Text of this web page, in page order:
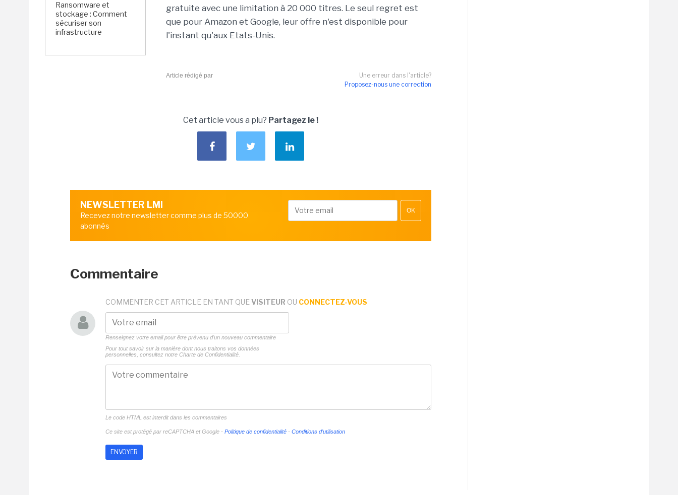
Ransomware et
stockage : Comment
sécuriser son
infrastructure
gratuite avec une limitation à 20 000 titres. Le seul regret est
que pour Amazon et Google, leur offre n'est disponible pour
l'instant qu'aux Etats-Unis.
Une erreur dans l'article?
Proposez-nous une correction
Article rédigé par
Cet article vous a plu? Partagez le !
NEWSLETTER LMI
Recevez notre newsletter comme plus de 50000
abonnés
OK
Commentaire
COMMENTER CET ARTICLE EN TANT QUE VISITEUR OU CONNECTEZ-VOUS
Renseignez votre email pour être prévenu d'un nouveau commentaire
Pour tout savoir sur la manière dont nous traitons vos données
personnelles, consultez notre Charte de Confidentialité.
Le code HTML est interdit dans les commentaires
Ce site est protégé par reCAPTCHA et Google - Politique de confidentialité - Conditions d'utilisation